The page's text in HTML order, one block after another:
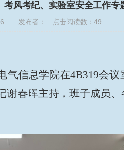
考风考纪、实验室安全工作专
发布者： 点击阅读数： 49
气信息学院在4B319会
春晖主持，班子成员